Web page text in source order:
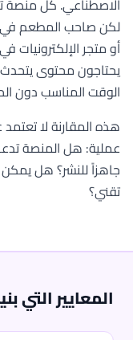
الاصطناعي. كل منصة
لكن صاحب المطعم في
أو متجر
يحتاجون محتوى
الوقت المناسب دون
هذه المقارنة لا
عملية: هل المنصة
جاهزاً للنشر؟ هل
تقني؟
المعايير التي